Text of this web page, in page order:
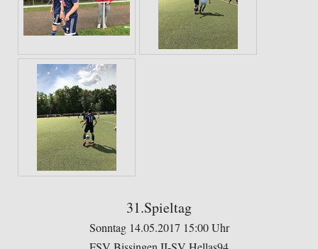
31.Spieltag
Sonntag 14.05.2017 15:00 Uhr